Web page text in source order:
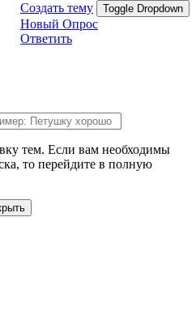
Создать тему Toggle Dropdown
Новый Опрос
Ответить
тем. Если вам необходимы
то перейдите в полную